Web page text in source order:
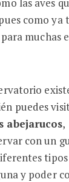
como ya
muchas
puedes
abejarucos,
con un
y poder